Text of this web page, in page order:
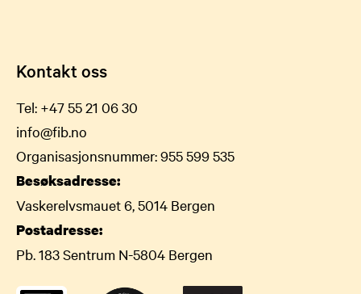
Kontakt oss
Tel: +47 55 21 06 30
info@fib.no
Organisasjonsnummer: 955 599 535
Besøksadresse:
Vaskerelvsmauet 6, 5014 Bergen
Postadresse:
Pb. 183 Sentrum N-5804 Bergen